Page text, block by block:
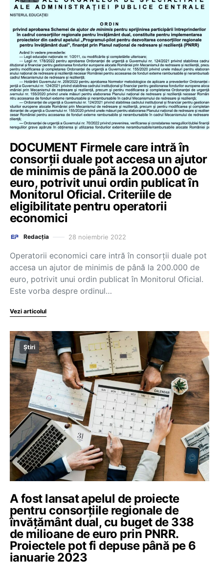
DOCUMENT Firmele care intră în
consorții duale pot accesa un ajutor
de minimis de până la 200.000 de
euro, potrivit unui ordin publicat în
Monitorul Oficial. Criteriile de
eligibilitate pentru operatorii
economici
Redacția 28 noiembrie 2022
Operatorii economici care intră în consorții duale pot
accesa un ajutor de minimis de până la 200.000 de
euro, potrivit unui ordin publicat în Monitorul Oficial.
Este vorba despre ordinul…
Vezi articolul
Știri
A fost lansat apelul de proiecte
pentru consorțiile regionale de
învățământ dual, cu buget de 338
de milioane de euro prin PNRR.
Proiectele pot fi depuse până pe 6
ianuarie 2023